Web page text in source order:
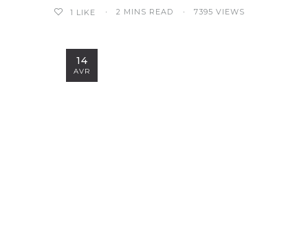
1 LIKE 2 MINS READ 7395 VIEWS
14
AVR